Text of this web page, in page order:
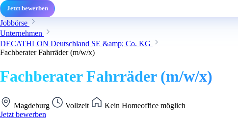
Jetzt bewerben
Jobbörse
Unternehmen
DECATHLON Deutschland SE &amp; Co. KG
Fachberater Fahrräder (m/w/x)
Fachberater Fahrräder (m/w/x)
Magdeburg Vollzeit
Kein Homeoffice möglich
Jetzt bewerben